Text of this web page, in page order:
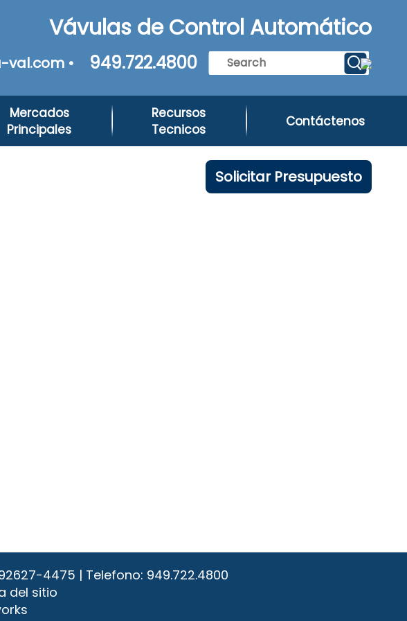
Vávulas de Control Automático
val.com • 949.722.4800
Mercados
Principales
Recursos
Tecnicos
Contáctenos
Solicitar Presupuesto
4475 | Telefono: 949.722.4800
del sitio